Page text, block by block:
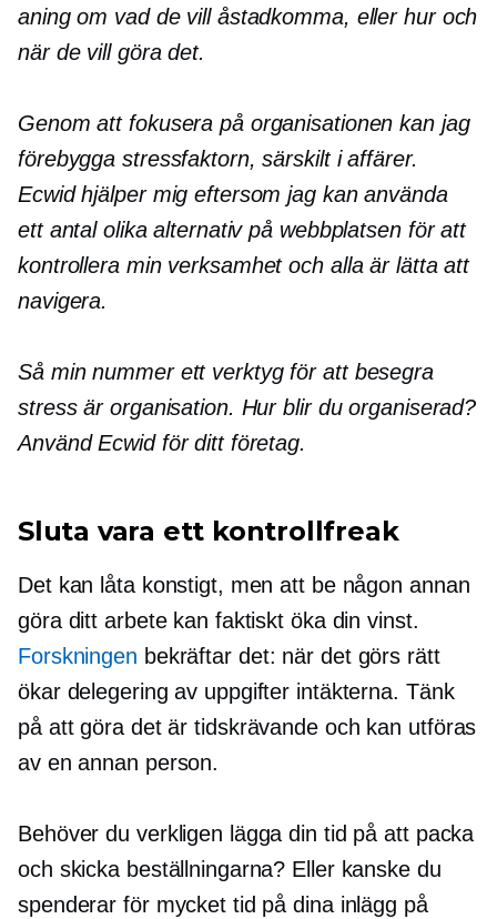
aning om vad de vill åstadkomma, eller hur och
när de vill göra det.
Genom att fokusera på organisationen kan jag
förebygga stressfaktorn, särskilt i affärer.
Ecwid hjälper mig eftersom jag kan använda
ett antal olika alternativ på webbplatsen för att
kontrollera min verksamhet och alla är lätta att
navigera.
Så minnummer ettverktyg för att besegra
stress är organisation. Hur blir du organiserad?
Använd Ecwid för ditt företag.
Sluta vara ett kontrollfreak
Det kan låta konstigt, men att be någon annan
göra ditt arbete kan faktiskt öka din vinst.
Forskningen bekräftar det: när det görs rätt
ökar delegering av uppgifter intäkterna. Tänk
på att göra detärtidskrävandeoch kan utföras
av en annan person.
Behöver du verkligen lägga din tid på att packa
och skicka beställningarna? Eller kanske du
spenderar för mycket tid på dina inlägg på